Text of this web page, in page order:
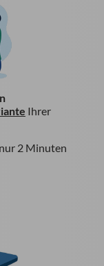
Ihrer
2 Minuten